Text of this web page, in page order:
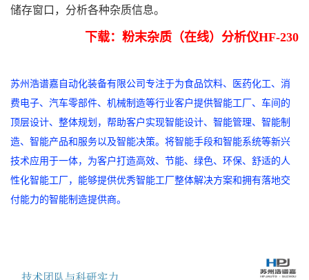
储存窗口，分析各种杂质信息。
下载：粉末杂质（在线）分析仪HF-230
苏州浩谱嘉自动化装备有限公司专注于为食品饮料、医药化工、消
费电子、汽车零部件、机械制造等行业客户提供智能工厂、车间的
顶层设计、整体规划，帮助客户实现智能设计、智能管理、智能制
造、智能产品和服务以及智能决策。将智能手段和智能系统等新兴
技术应用于一体，为客户打造高效、节能、绿色、环保、舒适的人
性化智能工厂，能够提供优秀智能工厂整体解决方案和拥有落地交
付能力的智能制造提供商。